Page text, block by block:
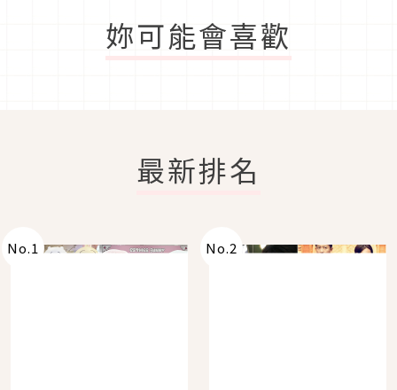
妳可能會喜歡
最新排名
No.1 No.2